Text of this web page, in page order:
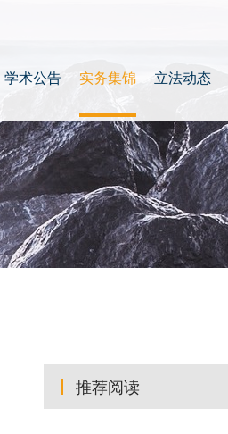
学术公告 实务集锦 立法动态
推荐阅读